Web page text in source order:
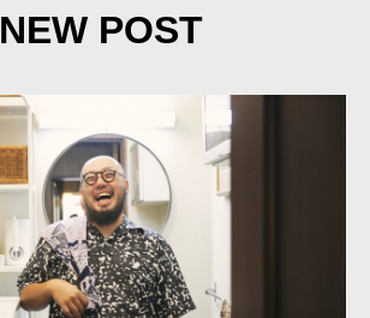
NEW POST